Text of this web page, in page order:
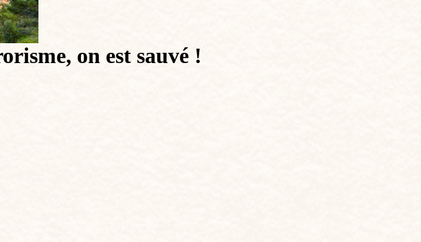
on est sauvé !